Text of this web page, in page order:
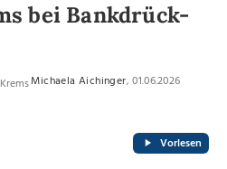
bei Bankdrück-
Michaela Aichinger, 01.06.2026
Vorlesen